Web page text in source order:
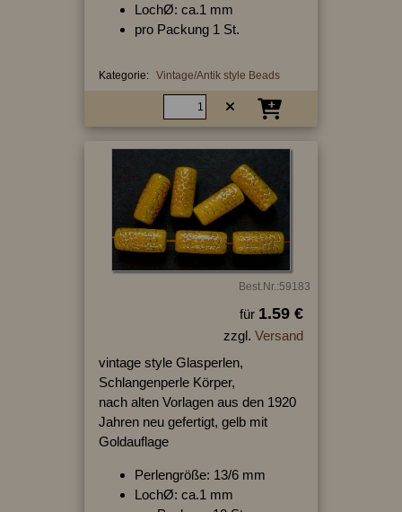
LochØ: ca.1 mm
pro Packung 1 St.
Kategorie: Vintage/Antik style Beads
Best.Nr.:59183
für 1.59 €
zzgl. Versand
vintage style Glasperlen,
Schlangenperle Körper,
nach alten Vorlagen aus den 1920
Jahren neu gefertigt, gelb mit
Goldauflage
Perlengröße: 13/6 mm
LochØ: ca.1 mm